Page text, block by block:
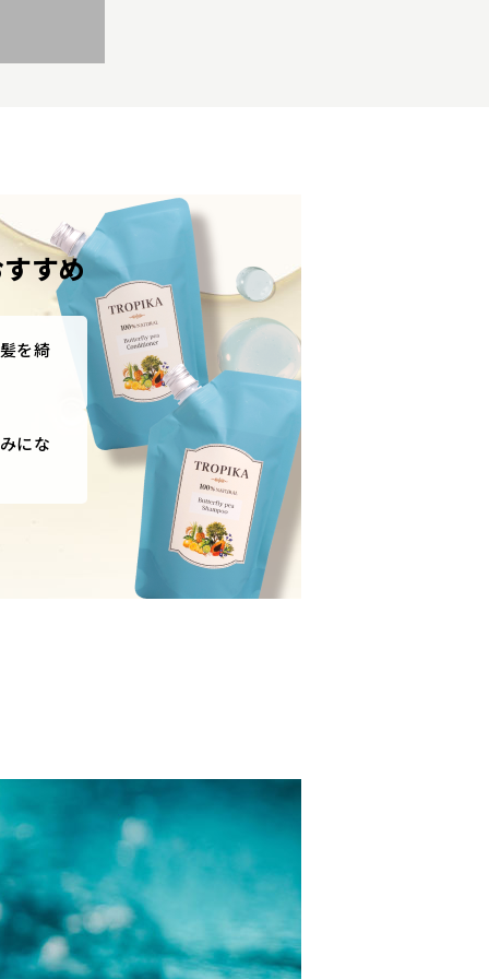
すめ
を綺
にな